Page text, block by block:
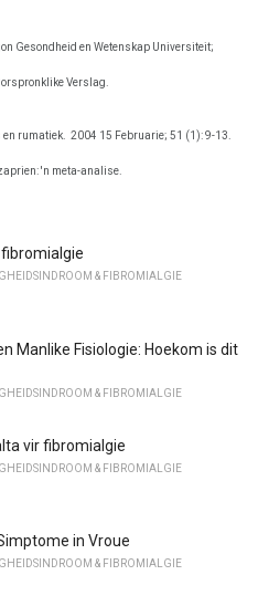
Gesondheid en Wetenskap Universiteit;
Verslag.
rumatiek. 2004 15 Februarie; 51 (1): 9-13.
'n meta-analise.
& FIBROMIALGIE
Manlike Fisiologie: Hoekom is dit
& FIBROMIALGIE
vir fibromialgie
& FIBROMIALGIE
in Vroue
& FIBROMIALGIE